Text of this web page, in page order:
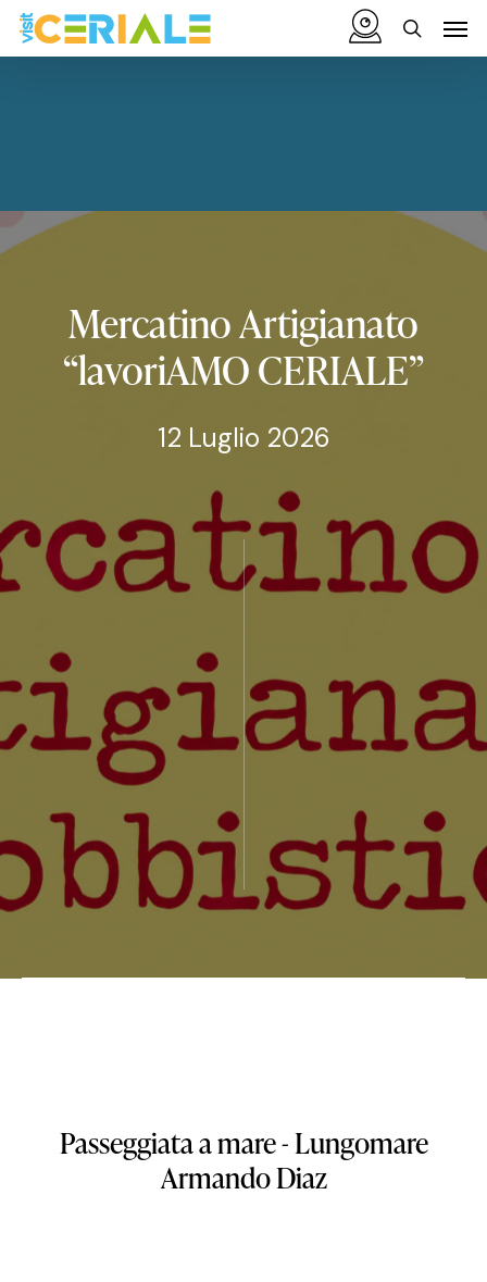
Vai
contenuto
MercatinoArtigianato
“lavoriAMOCERIALE”
12 Luglio 2026
Passeggiata a mare - Lungomare
Armando Diaz